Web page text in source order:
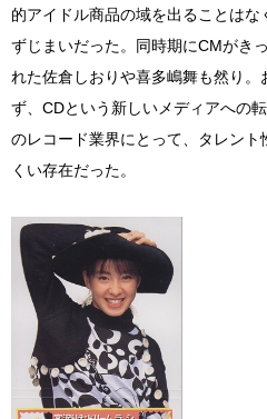
的アイドル商品の域を出ることは
ずじまいだった。同時期にCMがき
れた佐倉しおりや喜多嶋舞も然り
ず、CDという新しいメディアへの
のレコード業界にとって、タレン
くい存在だった。